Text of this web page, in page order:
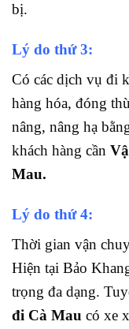
bị.
Lý do thứ 3:
Có các dịch vụ đi
hàng hóa, đóng
nâng, nâng hạ
khách hàng cần
Mau.
Lý do thứ 4:
Thời gian vận
Hiện tại Bảo
trọng đa dạng.
đi Cà Mau có xe